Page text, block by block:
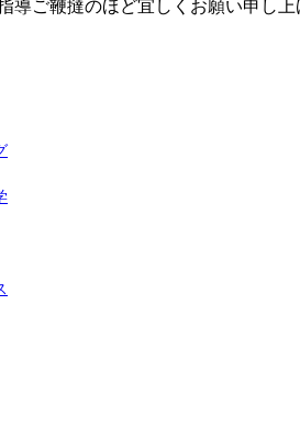
導ご鞭撻のほど宜しくお願い申し上